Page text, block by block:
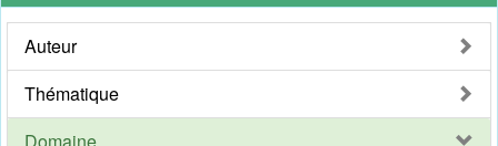
Auteur
Thématique